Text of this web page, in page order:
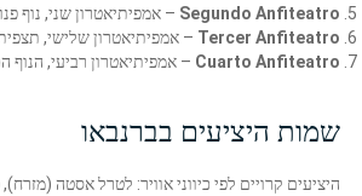
Segundo Anfiteatro – אמפיתיאטרון שני, נוף
Tercer Anfiteatro – אמפיתיאטרון שלישי,
Cuarto Anfiteatro – אמפיתיאטרון רביעי, הנוף
שמות היציעים בברנבאו
היציעים קרויים לפי כיווני אוויר: לטרל אסטה